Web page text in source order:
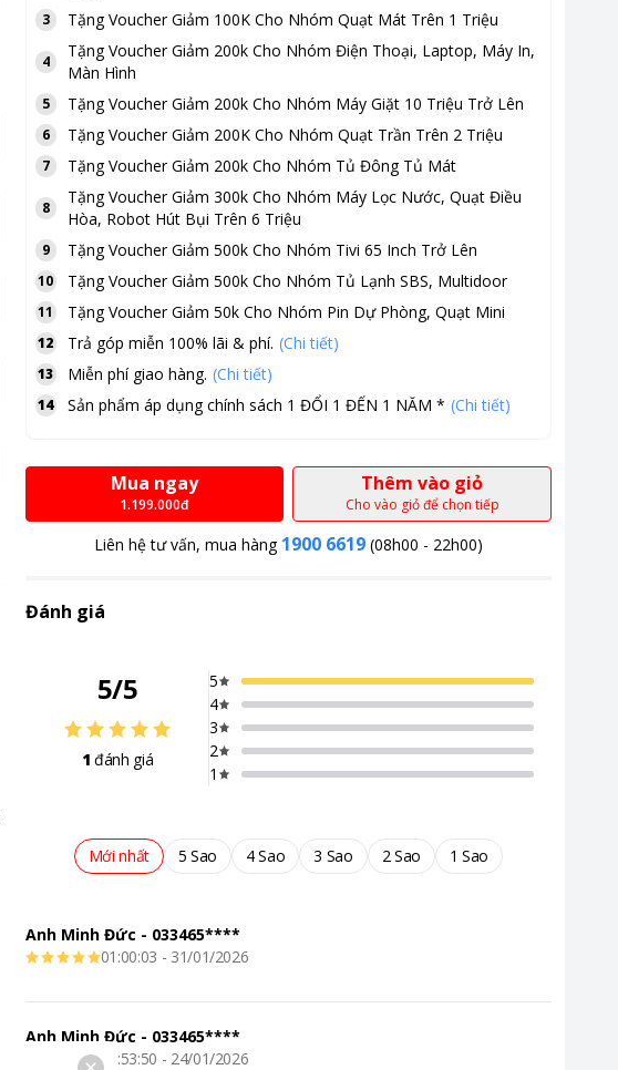
lượng cao và công nghệ tiên tiến.
đình.
3 TặngVoucher Giảm 100K Cho Nhóm Quạt Mát Trên 1 Triệu
4
TặngVoucher Giảm 200k Cho Nhóm Điện Thoại, Laptop, Máy In,
Màn Hình
5 TặngVoucher Giảm 200k Cho Nhóm Máy Giặt 10 Triệu Trở Lên
6 TặngVoucher Giảm 200K Cho Nhóm Quạt Trần Trên 2 Triệu
7 TặngVoucher Giảm 200k Cho Nhóm Tủ Đông Tủ Mát
8
TặngVoucher Giảm 300k Cho Nhóm Máy Lọc Nước, Quạt Điều
Hòa, Robot Hút Bụi Trên 6 Triệu
9 TặngVoucher Giảm 500k Cho Nhóm Tivi 65 Inch Trở Lên
10 TặngVoucher Giảm 500k Cho Nhóm Tủ Lạnh SBS, Multidoor
11 TặngVoucher Giảm 50k Cho Nhóm Pin Dự Phòng, Quạt Mini
12 Trả góp miễn 100% lãi & phí. (Chi tiết)
13 Miễn phí giao hàng. (Chi tiết)
14 Sản phẩm áp dụng chính sách 1 ĐỔI 1 ĐẾN 1 NĂM * (Chi tiết)
Mua ngay
1.199.000đ
Thêm vào giỏ
Cho vào giỏ để chọn tiếp
Liên hệ tư vấn, mua hàng 1900 6619 (08h00 - 22h00)
Đánh giá
5/5
1 đánh giá
5
4
3
2
1
Mới nhất 5 Sao 4 Sao 3 Sao 2 Sao 1 Sao
Anh Minh Đức - 033465****
01:00:03 - 31/01/2026
Anh Minh Đức - 033465****
13:53:50 - 24/01/2026